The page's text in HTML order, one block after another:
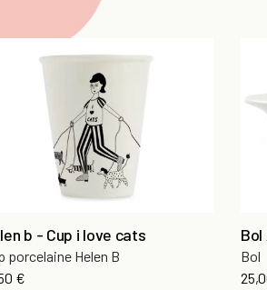
b - Cup i love cats
porcelaine Helen B
€
Bol
Bol